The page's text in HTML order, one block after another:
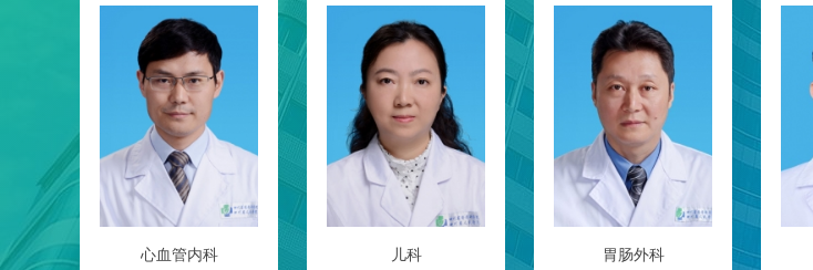
皮肤病性病研究所(皮肤科) 骨科 门诊部 耳鼻喉头颈外科